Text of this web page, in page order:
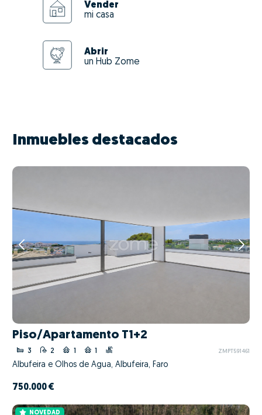
Vender
mi casa
Abrir
un Hub Zome
Inmuebles destacados
Piso/Apartamento T1+2
3 2 1 1 ZMPT591461
Albufeira e Olhos de Água, Albufeira, Faro
750.000 €
NOVEDAD